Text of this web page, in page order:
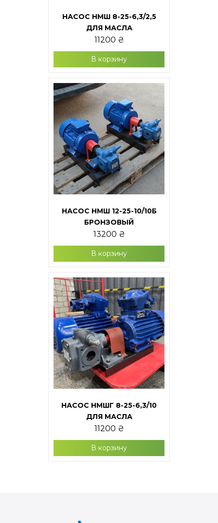
НАСОС НМШ 8-25-6,3/2,5
ДЛЯ МАСЛА
11200 ₴
В корзину
НАСОС НМШ 12-25-10/10Б
БРОНЗОВЫЙ
13200 ₴
В корзину
НАСОС НМШГ 8-25-6,3/10
ДЛЯ МАСЛА
11200 ₴
В корзину